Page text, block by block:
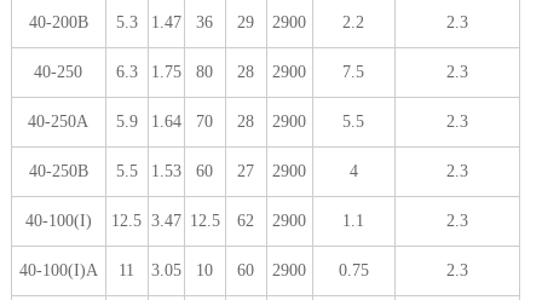
40-200B 5.3 1.47 36 29 2900 2.2 2.3
40-250 6.3 1.75 80 28 2900 7.5 2.3
40-250A 5.9 1.64 70 28 2900 5.5 2.3
40-250B 5.5 1.53 60 27 2900 4 2.3
40-100(I) 12.5 3.47 12.5 62 2900 1.1 2.3
40-100(I)A 11 3.05 10 60 2900 0.75 2.3